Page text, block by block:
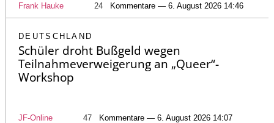
Frank Hauke 24 Kommentare — 6. August 2026 14:46
DEUTSCHLAND
Schüler droht Bußgeld wegen
Teilnahmeverweigerung an „Queer“-
Workshop
JF-Online 47 Kommentare — 6. August 2026 14:07